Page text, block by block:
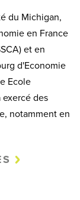
du Michigan,
en France
et en
d'Economie
Ecole
exercé des
notamment en